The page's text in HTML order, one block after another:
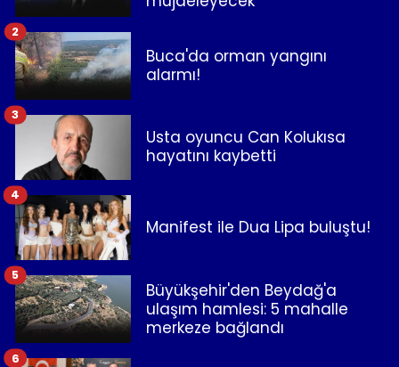
Buca'da orman yangını
alarmı!
2
Usta oyuncu Can Kolukısa
hayatını kaybetti
3
Manifest ile Dua Lipa buluştu!
4
Büyükşehir'den Beydağ'a
ulaşım hamlesi: 5 mahalle
merkeze bağlandı
5
6